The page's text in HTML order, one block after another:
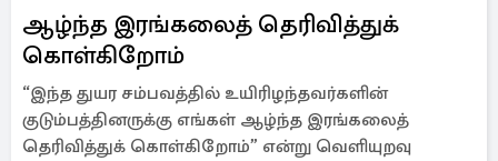
ஆழ்ந்த இரங்கலைத் தெரிவித்துக்
கொள்கிறோம்
“இந்த துயர சம்பவத்தில் உயிரிழந்தவர்களின்
குடும்பத்தினருக்கு எங்கள் ஆழ்ந்த இரங்கலைத்
தெரிவித்துக் கொள்கிறோம்” என்று வெளியுறவு